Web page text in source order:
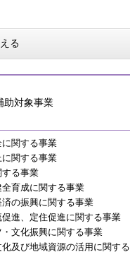
る
助対象事業
に関する事業
に関する事業
する事業
全育成に関する事業
済の振興に関する事業
促進、定住促進に関する事業
・文化振興に関する事業
化及び地域資源の活用に関する